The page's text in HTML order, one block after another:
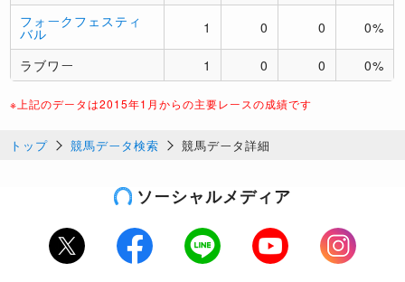
フォークフェスティ
バル 1 0 0 0%
ラブワー 1 0 0 0%
※上記のデータは2015年1月からの主要レースの成績です
トップ 競馬データ検索 競馬データ詳細
ソーシャルメディア
Twitter Facebook LINE Youtube Instagram